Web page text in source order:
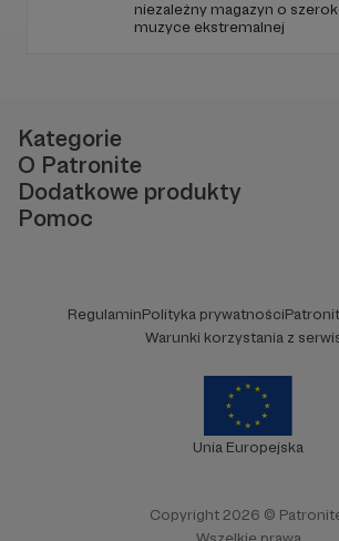
niezależny magazyn o
muzyce ekstremalnej
Kategorie
O Patronite
Dodatkowe produkty
Pomoc
RegulaminPolityka prywatności
Warunki korzystania z
Unia Europejska
Copyright 2026 ©
Wszelkie prawa